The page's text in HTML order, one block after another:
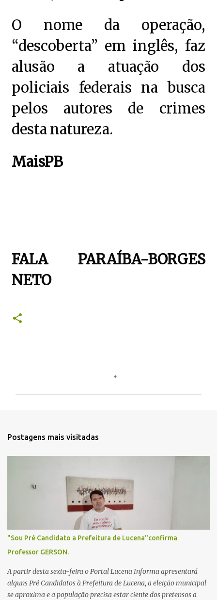
O nome da operação,
“descoberta” em inglês, faz
alusão a atuação dos
policiais federais na busca
pelos autores de crimes
desta natureza.
MaisPB
FALA PARAÍBA-BORGES
NETO
Postagens mais visitadas
"Sou Pré Candidato a Prefeitura de Lucena"confirma
Professor GERSON.
A partir desta sexta-feira o Portal Lucena Informa apresentará
alguns Pré Candidatos à Prefeitura de Lucena, a eleição municipal
se aproxima e a população precisa estar ciente dos pretensos a